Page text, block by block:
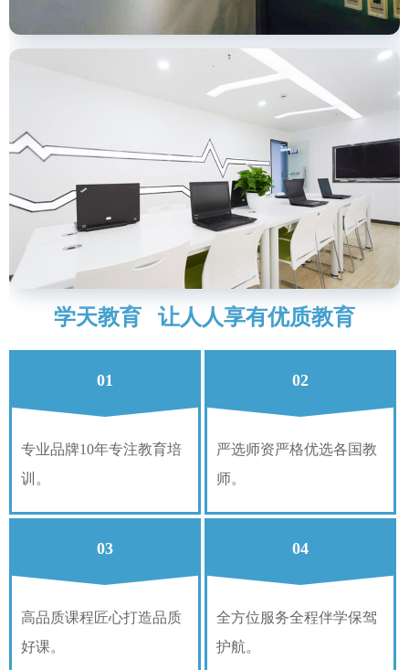
学天教育 让人人享有优质教育
01
专业品牌10年专注教育培
训。
02
严选师资严格优选各国教
师。
03
高品质课程匠心打造品质
好课。
04
全方位服务全程伴学保驾
护航。